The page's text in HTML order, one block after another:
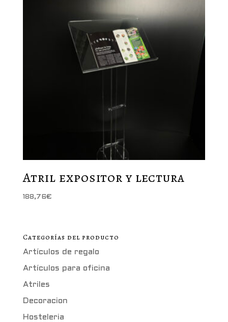
Atril expositor y lectura
188,76€
Categorías del producto
Artículos de regalo
Artículos para oficina
Atriles
Decoracion
Hosteleria